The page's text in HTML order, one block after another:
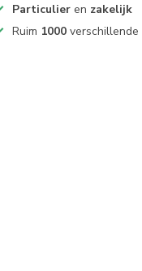
Particulier en zakelijk
Ruim 1000 verschillende